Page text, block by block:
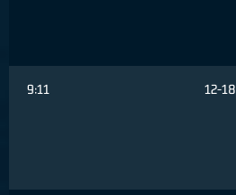
9:11 12-18